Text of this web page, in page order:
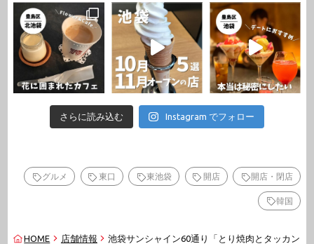
さらに読み込む Instagram でフォロー
グルメ 東口 東池袋 開店 開店・閉店
韓国
HOME 店舗情報
池袋サンシャイン60通り「とり焼肉とタッカン